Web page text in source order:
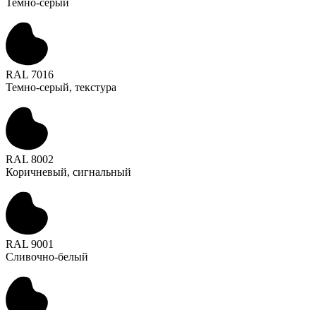
Темно-серый
RAL 7016
Темно-серый, текстура
RAL 8002
Коричневый, сигнальный
RAL 9001
Сливочно-белый